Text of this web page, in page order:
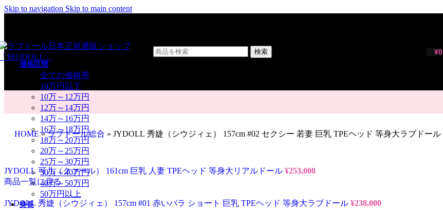
Skip to navigation Skip to main content
検索 ¥0
価格区間
全ての価格帯
10万円以下
10万～12万円
12万～14万円
14万～16万円
16万～18万円
18万～20万円
20万～25万円
25万～30万円
30万～40万円
40万～50万円
50万円以上
身長
HOME»ラブドール総合 » JYDOLL 秀婕（シウジィェ） 157cm #02 セクシー 若妻 巨乳 TPEヘッド 等身大ラブドール
JYDOLL 可儿（クァール） 161cm 巨乳 人妻 TPEヘッド 等身大リアルドール ¥253,000
商品一覧に戻る
JYDOLL 秀婕（シウジィェ） 157cm #01 赤いバラ ショート 巨乳 TPEヘッド 等身大ラブドール ¥238,000